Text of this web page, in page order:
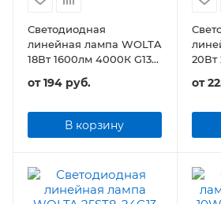
Светодиодная
линейная лампа WOLTA
18Вт 1600лм 4000К G13
от194 руб.
В корзину
20Вт
от